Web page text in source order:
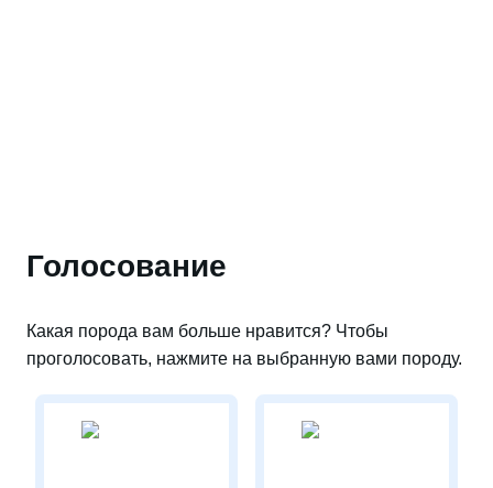
Голосование
Какая порода вам больше нравится? Чтобы
проголосовать, нажмите на выбранную вами породу.